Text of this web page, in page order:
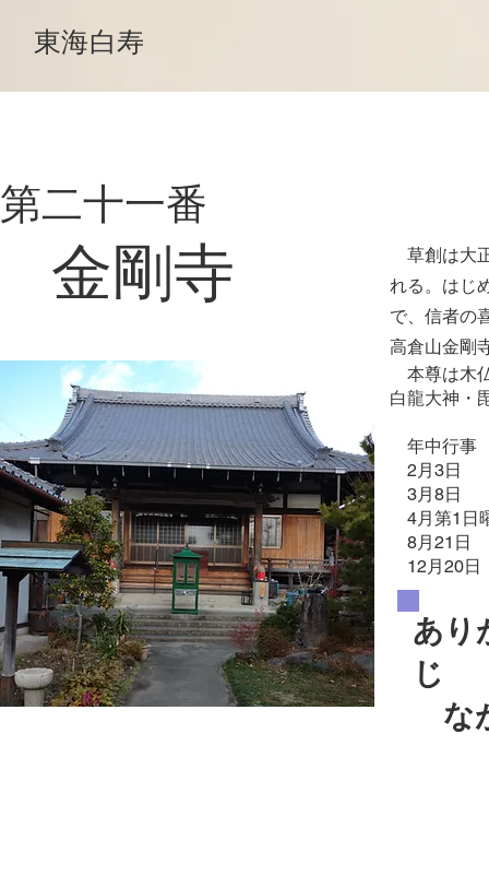
東海白寿
第二十一番
金剛寺
草創は大
れる。はじ
で、信者の
高倉山金剛
本尊は木
白龍大神・
年中行事
2月3日
3月8日
4月第1日
8月21
12月20
あ
じ
な